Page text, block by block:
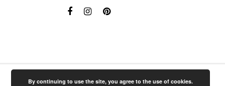
By continuing to use the site, you agree to the use of cookies.